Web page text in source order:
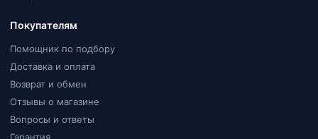
Покупателям
Помощник по подбору
Доставка и оплата
Возврат и обмен
Отзывы о магазине
Вопросы и ответы